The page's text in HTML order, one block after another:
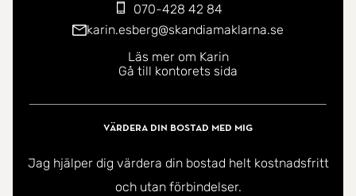
070-428 42 84
karin.esberg@skandiamaklarna.se
Läs mer om Karin
Gå till kontorets sida
Värdera din bostad med mig
Jag hjälper dig värdera din bostad helt kostnadsfritt
och utan förbindelser.